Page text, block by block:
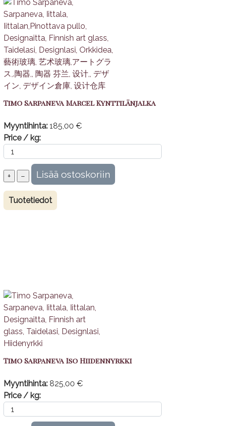
Timo Sarpaneva Marcel Kynttilänjalka
Myyntihinta:185,00 €
Price / kg:
Tuotetiedot
Timo Sarpaneva Iso Hiidennyrkki
Myyntihinta:825,00 €
Price / kg: